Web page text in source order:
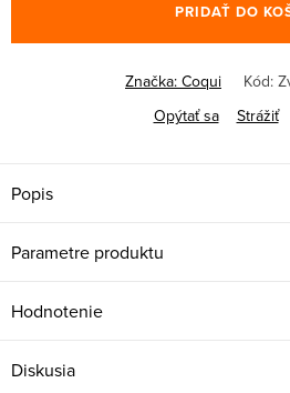
PRIDAŤ DO
Značka: Coqui Kód:
Opýtať sa
Strážiť
Popis
Parametre produktu
Hodnotenie
Diskusia